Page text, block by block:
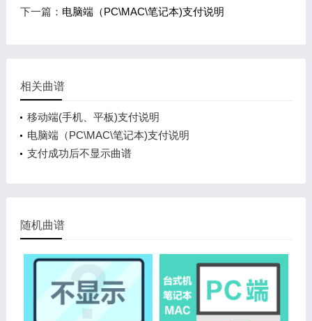
下一篇： 电脑端（PC\MAC\笔记本)支付说明
相关曲谱
移动端(手机、平板)支付说明
电脑端（PC\MAC\笔记本)支付说明
支付成功后不显示曲谱
随机曲谱